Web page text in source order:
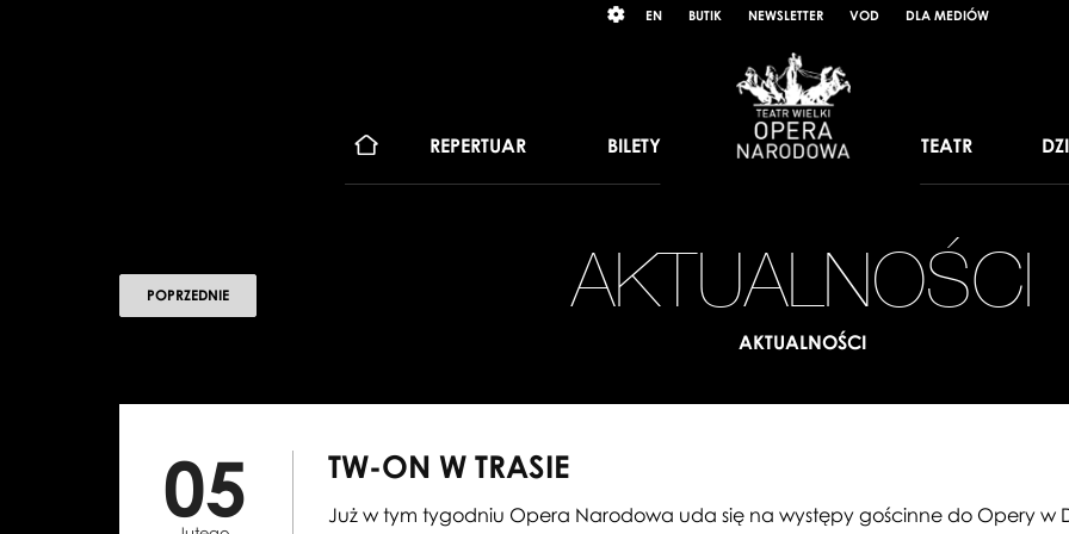
język
EN BUTIK NEWSLETTER VOD DLA MEDIÓW
REPERTUAR BILETY TEATR
AKTUALNOŚCI
POPRZEDNIE
AKTUALNOŚCI
05 TW-ON W TRASIE
Już w tym tygodniu Opera Narodowa uda się na występy gościnne do Opery w